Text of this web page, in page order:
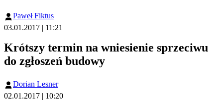
Paweł Fiktus
03.01.2017 | 11:21
Krótszy termin na wniesienie sprzeciwu
do zgłoszeń budowy
Dorian Lesner
02.01.2017 | 10:20